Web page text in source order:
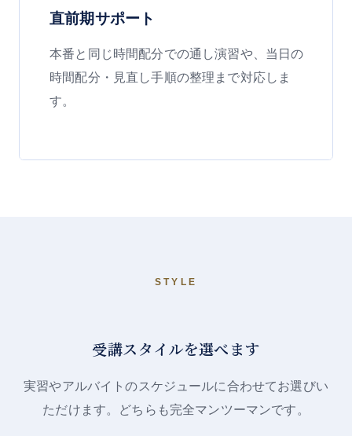
直前期サポート
本番と同じ時間配分での通し演習や、当日の
時間配分・見直し手順の整理まで対応しま
す。
STYLE
受講スタイルを選べます
実習やアルバイトのスケジュールに合わせてお選びい
ただけます。どちらも完全マンツーマンです。